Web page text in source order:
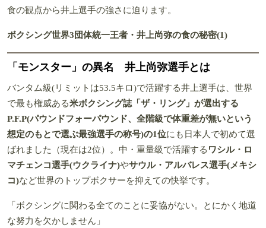
食の観点から井上選手の強さに迫ります。
ボクシング世界3団体統一王者・井上尚弥の食の秘密(1)
「モンスター」の異名 井上尚弥選手とは
バンタム級(リミットは53.5キロ)で活躍する井上選手は、世界
で最も権威ある米ボクシング誌「ザ・リング」が選出する
P.F.P(パウンドフォーパウンド、全階級で体重差が無いという
想定のもとで選ぶ最強選手の称号)の1位にも日本人で初めて選
ばれました（現在は2位）。中・重量級で活躍する ワシル・ロ
マチェンコ選手(ウクライナ)やサウル・アルバレス選手(メキシ
コ)など世界のトップボクサーを抑えての快挙です。
「ボクシングに関わる全てのことに妥協がない。とにかく地道
な努力を欠かしません」